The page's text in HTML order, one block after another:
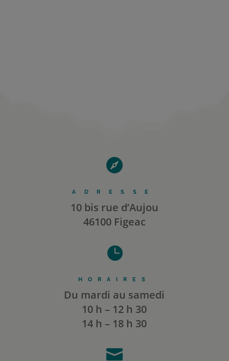

ADRESSE
10 bis rue d’Aujou
46100 Figeac

HORAIRES
Du mardi au samedi
10 h – 12 h 30
14 h – 18 h 30
